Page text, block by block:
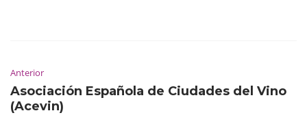
Anterior
Asociación Española de Ciudades del Vino
(Acevin)